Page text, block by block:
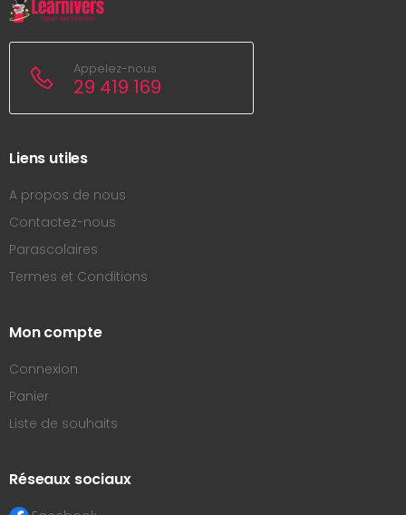
Appelez-nous
29 419 169
Liens utiles
A propos de nous
Contactez-nous
Parascolaires
Termes et Conditions
Mon compte
Connexion
Panier
Liste de souhaits
Réseaux sociaux